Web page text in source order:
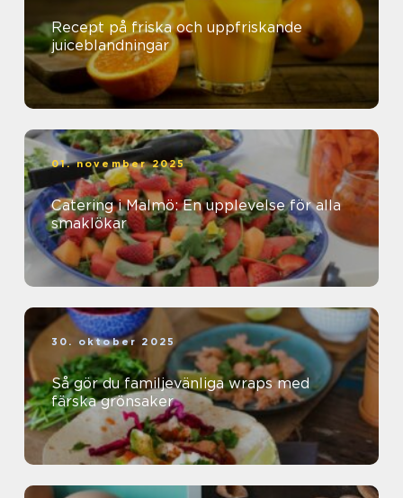
Recept på friska och uppfriskande
juiceblandningar
01. november 2025
Catering i Malmö: En upplevelse för alla
smaklökar
30. oktober 2025
Så gör du familjevänliga wraps med
färska grönsaker